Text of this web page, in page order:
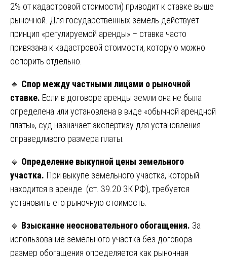
2% от кадастровой стоимости) приводит к ставке выше
рыночной. Для государственных земель действует
принцип «регулируемой аренды» – ставка часто
привязана к кадастровой стоимости, которую можно
оспорить отдельно.
🔹 Спор между частными лицами о рыночной
ставке. Если в договоре аренды земли она не была
определена или установлена в виде «обычной арендной
платы», суд назначает экспертизу для установления
справедливого размера платы.
🔹 Определение выкупной цены земельного
участка. При выкупе земельного участка, который
находится в аренде (ст. 39.20 ЗК РФ), требуется
установить его рыночную стоимость.
🔹 Взыскание неосновательного обогащения. За
использование земельного участка без договора
размер обогащения определяется как рыночная